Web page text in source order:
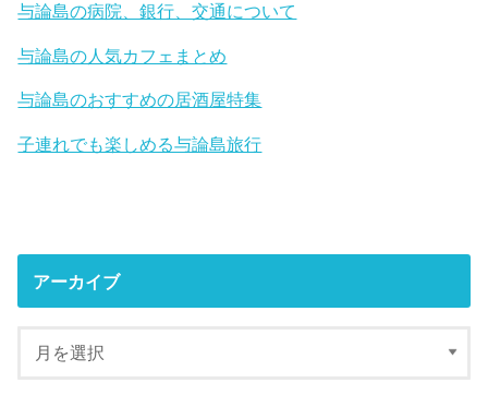
与論島の病院、銀行、交通について
与論島の人気カフェまとめ
与論島のおすすめの居酒屋特集
子連れでも楽しめる与論島旅行
アーカイブ